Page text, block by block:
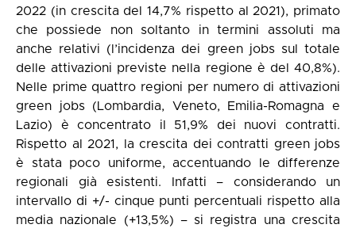
2022 (in crescita del 14,7% rispetto al 2021), primato
che possiede non soltanto in termini assoluti ma
anche relativi (l’incidenza dei green jobs sul totale
delle attivazioni previste nella regione è del 40,8%).
Nelle prime quattro regioni per numero di attivazioni
green jobs (Lombardia, Veneto, Emilia-Romagna e
Lazio) è concentrato il 51,9% dei nuovi contratti.
Rispetto al 2021, la crescita dei contratti green jobs
è stata poco uniforme, accentuando le differenze
regionali già esistenti. Infatti – considerando un
intervallo di +/- cinque punti percentuali rispetto alla
media nazionale (+13,5%) – si registra una crescita